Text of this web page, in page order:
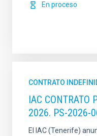
En proceso
CONTRATO
IAC CONTRATO
2026. PS-2026-
El IAC (Tenerife)